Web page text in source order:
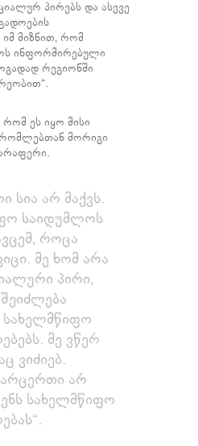
პირებს და ასევე
მიზნით, რომ
ინფორმირებული
რეგიონში
რომ ეს იყო მისი
მორიგი
სია არ მაქვს.
საიდუმლოს
როცა
მე ხომ არა
პირი,
მე ვწერ
ვიძიებ.
არცერთი არ
სახელმწიფო